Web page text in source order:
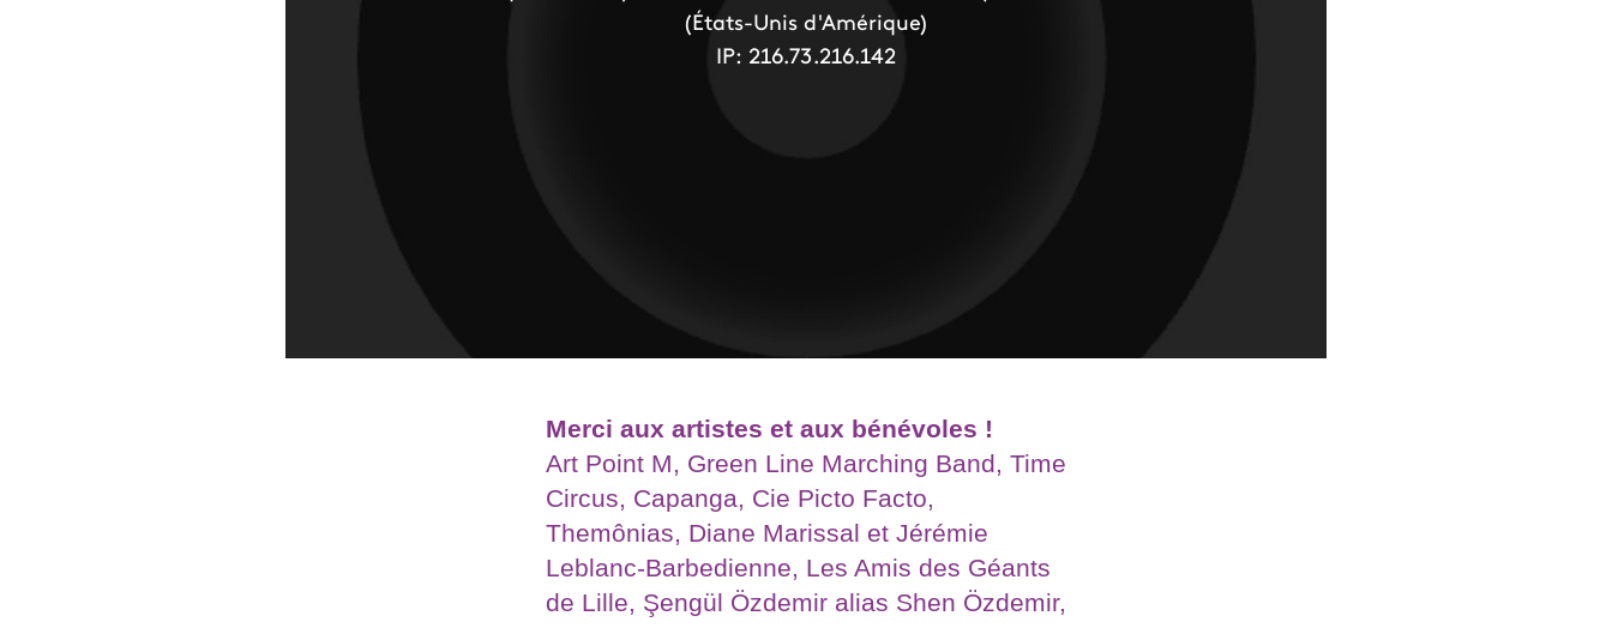
Merci aux artistes et aux bénévoles !
Art Point M, Green Line Marching Band, Time
Circus, Capanga, Cie Picto Facto,
Themônias, Diane Marissal et Jérémie
Leblanc-Barbedienne, Les Amis des Géants
de Lille, Şengül Özdemir alias Shen Özdemir,